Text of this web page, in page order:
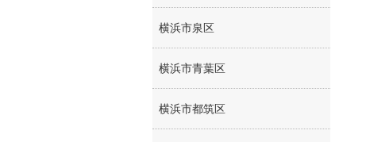
横浜市泉区
横浜市青葉区
横浜市都筑区